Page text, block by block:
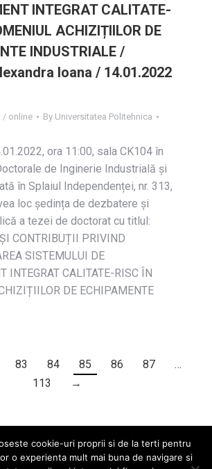
INTEGRAT CALITATE-
ACHIZIȚIILOR DE
INDUSTRIALE /
Ioana / 14.01.2022
/ online By Universitatea Politehnica
ora 11:00, sala CK104 în
de Inginerie Industrială și
în Splaiul Independenței, nr. 313,
loc ședința de dezbatere și
a tezei de doctorat cu titlul:
CONTRIBUȚII PRIVIND
SISTEMULUI DE
INTEGRAT CALITATE-RISC ÎN
DE ECHIPAMENTE
83 84 85 86 87
…
113
→
cookie-uri proprii si de la terti pentru
o experienta mult mai buna de navigare si